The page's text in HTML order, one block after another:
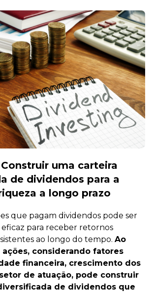
uma carteira
de dividendos para a
a longo prazo
que pagam dividendos pode ser
para receber retornos
ao longo do tempo. Ao
ações, considerando fatores
financeira, crescimento dos
de atuação, pode construir
de dividendos que